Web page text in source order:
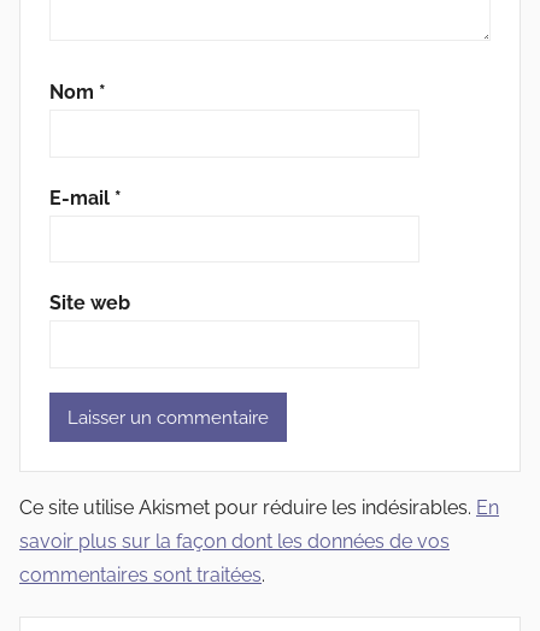
Nom *
E-mail *
Site web
Ce site utilise Akismet pour réduire les indésirables. En
savoir plus sur la façon dont les données de vos
commentaires sont traitées.